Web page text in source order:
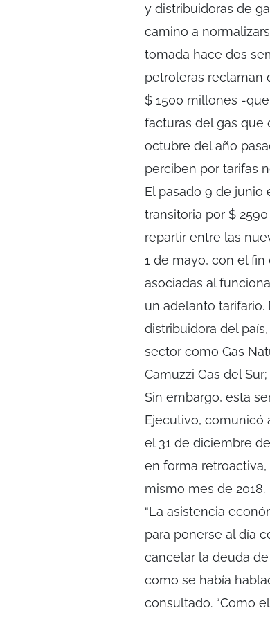
y distribuidoras de
camino a
tomada hace dos
petroleras reclaman
$ 1500 millones -
facturas del gas
octubre del año
perciben por tarifas
El pasado 9 de junio
transitoria por $
repartir entre las
1 de mayo, con el
asociadas al
un adelanto tarifario.
distribuidora del
sector como Gas
Camuzzi Gas del
Sin embargo, esta
Ejecutivo, comunicó
el 31 de diciembre
en forma
mismo mes de 2018.
“La asistencia
para ponerse al día
cancelar la deuda
como se había
consultado. “Como